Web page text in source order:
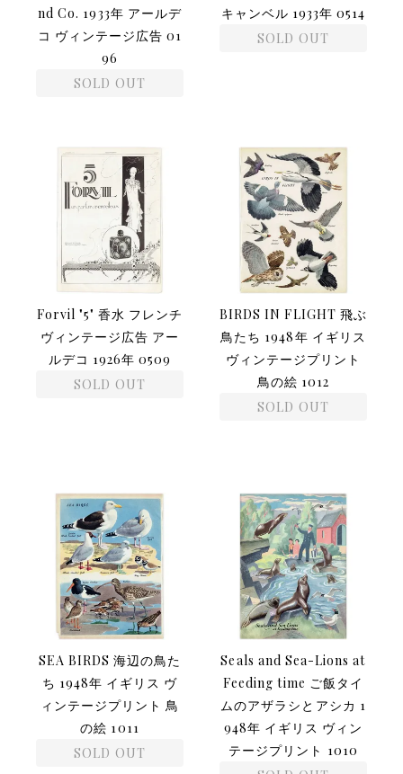
nd Co. 1933年 アールデ
コ ヴィンテージ広告 01
96
SOLD OUT
キャンベル 1933年 0514
SOLD OUT
Forvil "5" 香水 フレンチ
ヴィンテージ広告 アー
ルデコ 1926年 0509
SOLD OUT
BIRDS IN FLIGHT 飛ぶ
鳥たち 1948年 イギリス
ヴィンテージプリント
鳥の絵 1012
SOLD OUT
SEA BIRDS 海辺の鳥た
ち 1948年 イギリス ヴ
ィンテージプリント 鳥
の絵 1011
SOLD OUT
Seals and Sea-Lions at
Feeding time ご飯タイ
ムのアザラシとアシカ 1
948年 イギリス ヴィン
テージプリント 1010